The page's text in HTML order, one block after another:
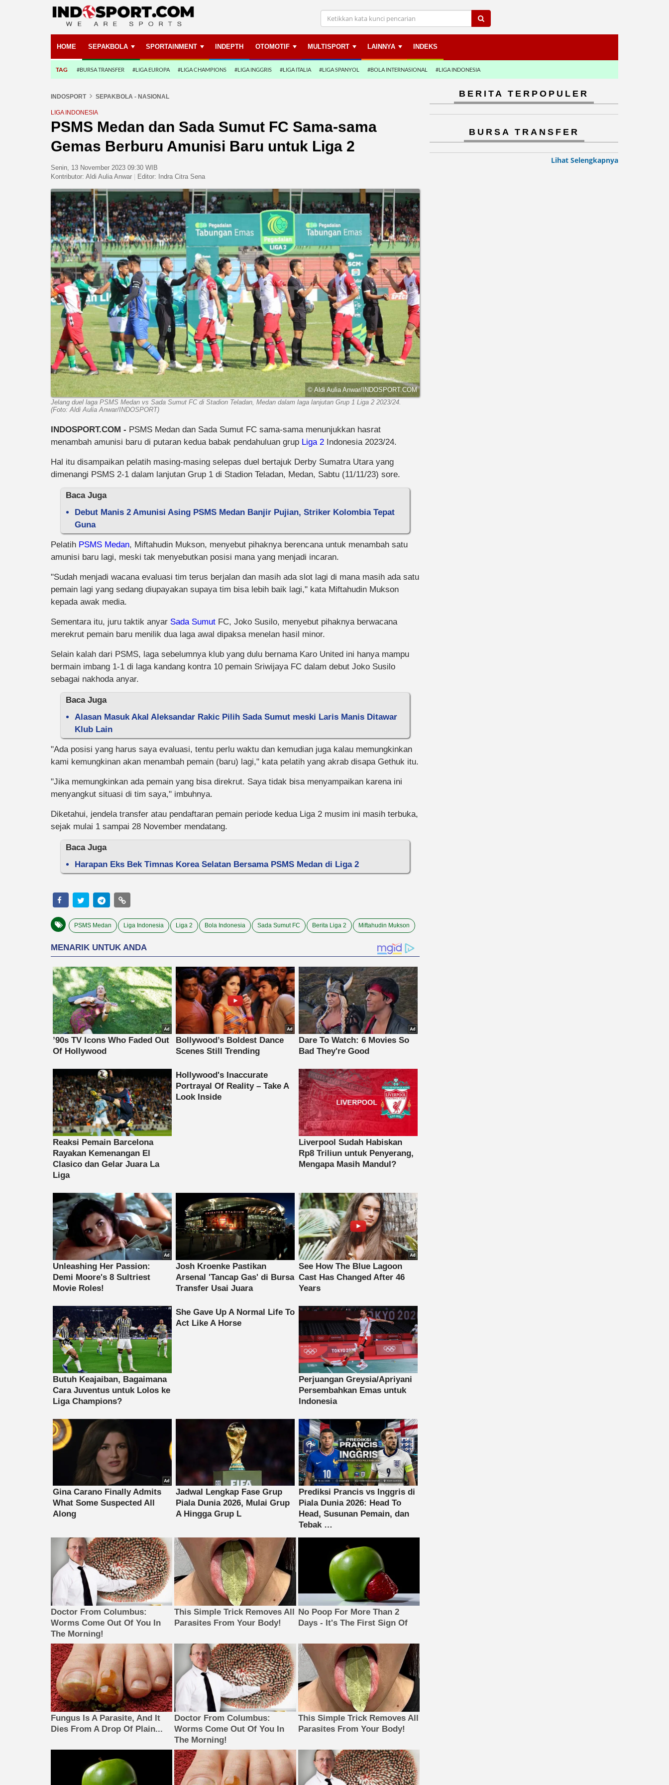
HOME SEPAKBOLA SPORTAINMENT INDEPTH OTOMOTIF MULTISPORT LAINNYA INDEKS
TAG #BURSA TRANSFER #LIGA EUROPA #LIGA CHAMPIONS #LIGA INGGRIS #LIGA ITALIA #LIGA SPANYOL #BOLA INTERNASIONAL #LIGA INDONESIA
INDOSPORT SEPAKBOLA - NASIONAL
LIGA INDONESIA
PSMS Medan dan Sada Sumut FC Sama-sama
Gemas Berburu Amunisi Baru untuk Liga 2
Senin, 13 November 2023 09:30 WIB
Kontributor: Aldi Aulia Anwar Editor: Indra Citra Sena
© Aldi Aulia Anwar/INDOSPORT.COM
Jelang duel laga PSMS Medan vs Sada Sumut FC di Stadion Teladan, Medan dalam laga lanjutan Grup 1 Liga 2 2023/24.
(Foto: Aldi Aulia Anwar/INDOSPORT)
INDOSPORT.COM - PSMS Medan dan Sada Sumut FC sama-sama menunjukkan hasrat
menambah amunisi baru di putaran kedua babak pendahuluan grup Liga 2 Indonesia 2023/24.
Hal itu disampaikan pelatih masing-masing selepas duel bertajuk Derby Sumatra Utara yang
dimenangi PSMS 2-1 dalam lanjutan Grup 1 di Stadion Teladan, Medan, Sabtu (11/11/23) sore.
Baca Juga
Debut Manis 2 Amunisi Asing PSMS Medan Banjir Pujian, Striker Kolombia Tepat
Guna
Pelatih PSMS Medan, Miftahudin Mukson, menyebut pihaknya berencana untuk menambah satu
amunisi baru lagi, meski tak menyebutkan posisi mana yang menjadi incaran.
"Sudah menjadi wacana evaluasi tim terus berjalan dan masih ada slot lagi di mana masih ada satu
pemain lagi yang sedang diupayakan supaya tim bisa lebih baik lagi," kata Miftahudin Mukson
kepada awak media.
Sementara itu, juru taktik anyar Sada Sumut FC, Joko Susilo, menyebut pihaknya berwacana
merekrut pemain baru menilik dua laga awal dipaksa menelan hasil minor.
Selain kalah dari PSMS, laga sebelumnya klub yang dulu bernama Karo United ini hanya mampu
bermain imbang 1-1 di laga kandang kontra 10 pemain Sriwijaya FC dalam debut Joko Susilo
sebagai nakhoda anyar.
Baca Juga
Alasan Masuk Akal Aleksandar Rakic Pilih Sada Sumut meski Laris Manis Ditawar
Klub Lain
"Ada posisi yang harus saya evaluasi, tentu perlu waktu dan kemudian juga kalau memungkinkan
kami kemungkinan akan menambah pemain (baru) lagi," kata pelatih yang akrab disapa Gethuk itu.
"Jika memungkinkan ada pemain yang bisa direkrut. Saya tidak bisa menyampaikan karena ini
menyangkut situasi di tim saya," imbuhnya.
Diketahui, jendela transfer atau pendaftaran pemain periode kedua Liga 2 musim ini masih terbuka,
sejak mulai 1 sampai 28 November mendatang.
Baca Juga
Harapan Eks Bek Timnas Korea Selatan Bersama PSMS Medan di Liga 2
PSMS Medan Liga Indonesia Liga 2 Bola Indonesia Sada Sumut FC Berita Liga 2 Miftahudin Mukson
Doctor From Columbus:
Worms Come Out Of You In
The Morning!
This Simple Trick Removes All
Parasites From Your Body!
No Poop For More Than 2
Days - It's The First Sign Of
Fungus Is A Parasite, And It
Dies From A Drop Of Plain...
Doctor From Columbus:
Worms Come Out Of You In
The Morning!
This Simple Trick Removes All
Parasites From Your Body!
BERITA TERPOPULER
BURSA TRANSFER
Lihat Selengkapnya